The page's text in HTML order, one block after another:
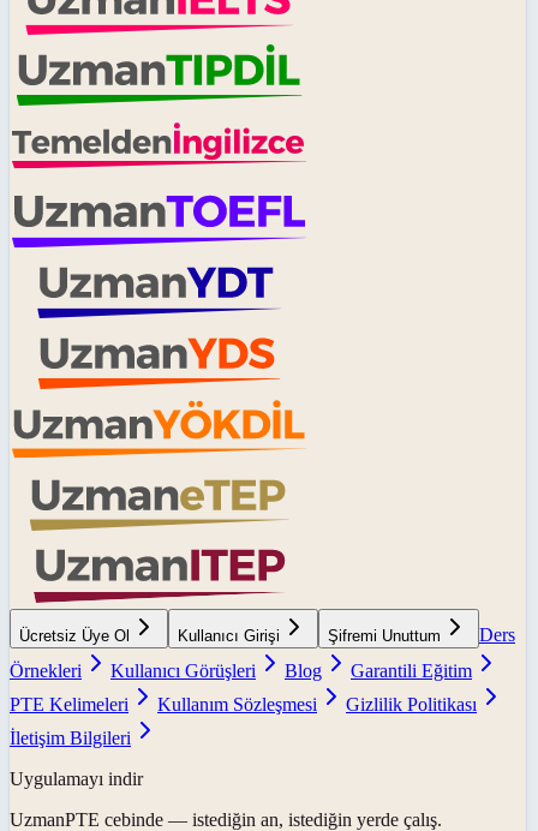
Ücretsiz Üye Ol Kullanıcı Girişi Şifremi Unuttum
Ders
Örnekleri
Kullanıcı Görüşleri Blog
Garantili Eğitim
PTE Kelimeleri
Kullanım Sözleşmesi
Gizlilik Politikası
İletişim Bilgileri
Uygulamayı indir
UzmanPTE cebinde — istediğin an, istediğin yerde çalış.